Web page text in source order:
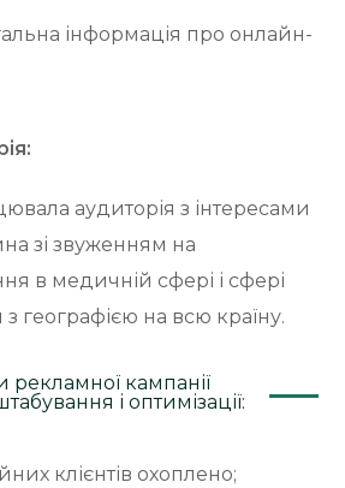
інформація про онлайн-
аудиторія з інтересами
зі звуженням на
в медичній сфері і сфері
з географією на всю країну.
рекламної кампанії
і оптимізації:
клієнтів охоплено;